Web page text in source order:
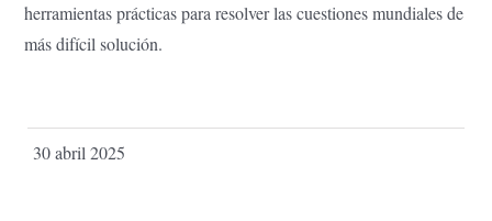
herramientas prácticas para resolver las cuestiones mundiales de
más difícil solución.
30 abril 2025